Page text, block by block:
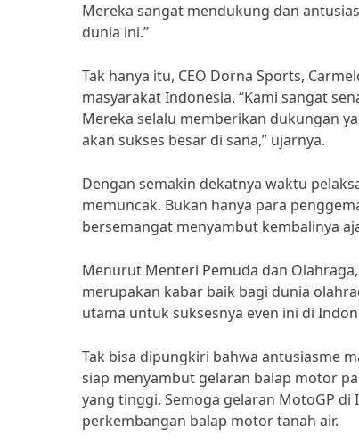
Mereka sangat mendukung dan
dunia ini.”
Tak hanya itu, CEO Dorna Sports,
masyarakat Indonesia. “Kami sangat
Mereka selalu memberikan dukungan
akan sukses besar di sana,” ujarnya.
Dengan semakin dekatnya waktu
memuncak. Bukan hanya para
bersemangat menyambut kembalinya
Menurut Menteri Pemuda dan
merupakan kabar baik bagi dunia
utama untuk suksesnya even ini di
Tak bisa dipungkiri bahwa antusiasme
siap menyambut gelaran balap motor
yang tinggi. Semoga gelaran MotoGP
perkembangan balap motor tanah air.